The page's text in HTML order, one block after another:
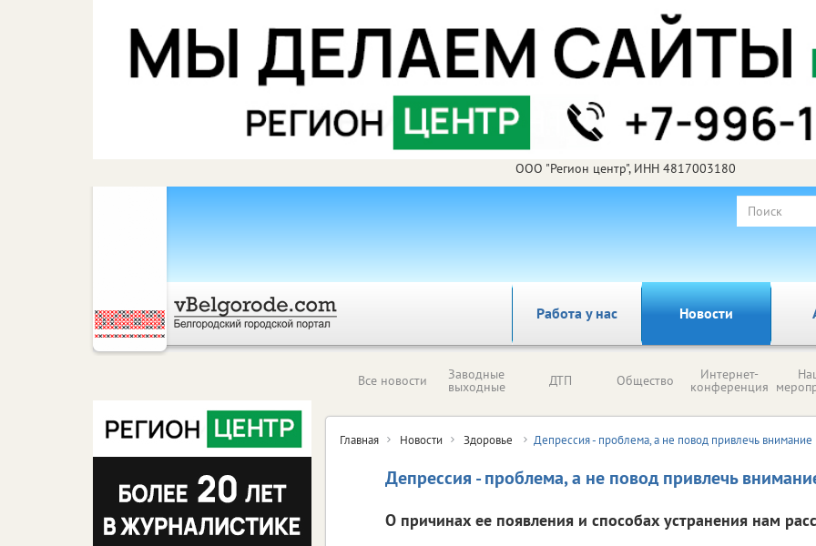
ООО "Регион центр", ИНН 4817003180
Работа у нас Новости
Все новости Заводные
выходные ДТП Общество Интернет-
конференция
Главная Новости Здоровье Депрессия - проблема, а не повод привлечь внимание
Депрессия - проблема, а не повод привлечь
О причинах ее появления и способах устранения нам